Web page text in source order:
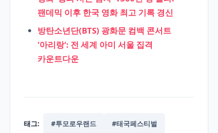
팬데믹 이후 한국 영화 최고 기록 경신
방탄소년단(BTS) 광화문 컴백 콘서트
'아리랑': 전 세계 아미 서울 집격
카운트다운
태그: #투모로우랜드 #태국페스티벌